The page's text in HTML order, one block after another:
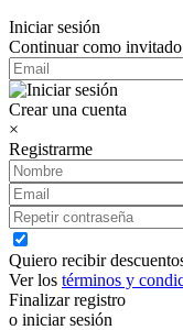
Iniciar sesión
Continuar como invitado
Crear una cuenta
×
Registrarme
Quiero recibir
Ver los términos y
Finalizar registro
o iniciar sesión